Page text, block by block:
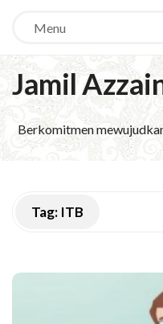
Menu
Jamil
Berkomitmen
Tag: ITB